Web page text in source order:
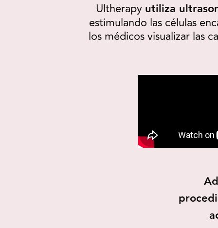
Ultherapy utiliza
estimulando las células
los médicos visualizar las